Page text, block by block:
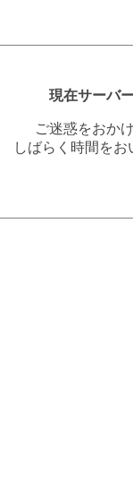
現在サーバ
ご迷惑をおか
しばらく時間を